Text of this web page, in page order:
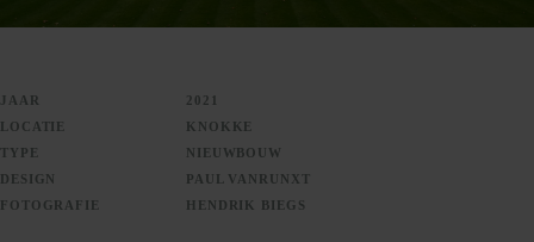
INFO@OSCARV.BE
JAAR
2021
LOCATIE
KNOKKE
TYPE
NIEUWBOUW
DESIGN
PAUL VANRUNXT
FOTOGRAFIE
HENDRIK BIEGS